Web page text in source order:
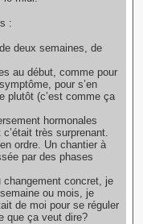
:
deux semaines, de
au début, comme pour
pour s’en
plutôt (c’est comme ça
hormonales
très surprenant.
ordre. Un chantier à
par des phases
changement concret, je
ou mois, je
de moi pour se réguler
que ça veut dire?